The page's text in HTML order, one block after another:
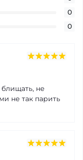
0
0
не
не так парить